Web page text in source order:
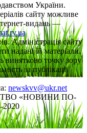
України.
сайту можливе
видань —
Адміністрація сайту
надані їй матеріали.
винятково точку зору
за публікації
newskvv@ukr.net
«НОВИНИ ПО-